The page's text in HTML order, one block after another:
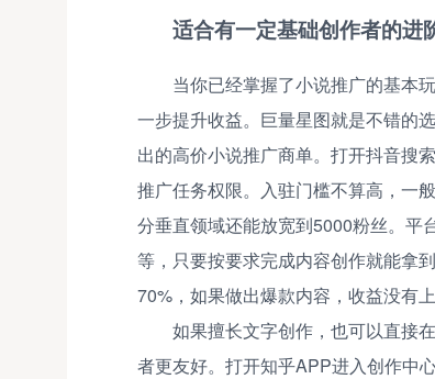
适合有一定基础创作者的进
当你已经掌握了小说推广的基本
一步提升收益。巨量星图就是不错的
出的高价小说推广商单。打开抖音搜
推广任务权限。入驻门槛不算高，一
分垂直领域还能放宽到5000粉丝。平
等，只要按要求完成内容创作就能拿
70%，如果做出爆款内容，收益没有上
如果擅长文字创作，也可以直接
者更友好。打开知乎APP进入创作中